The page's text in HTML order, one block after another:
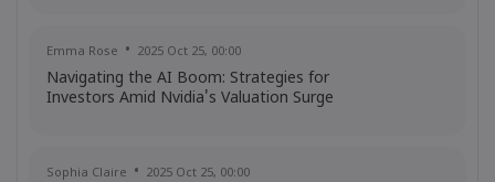
Emma Rose 2025 Oct 25, 00:00
Navigating the AI Boom: Strategies for
Investors Amid Nvidia's Valuation Surge
Sophia Claire 2025 Oct 25, 00:00